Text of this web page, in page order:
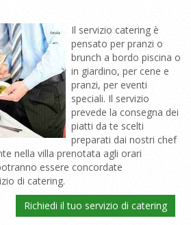
Il servizio catering è
pensato per pranzi o
brunch a bordo piscina o
in giardino, per cene e
pranzi, per eventi
speciali. Il servizio
prevede la consegna dei
piatti da te scelti
preparati dai nostri chef
nella villa prenotata agli orari
essere concordate
di catering.
Richiedi il tuo servizio di catering